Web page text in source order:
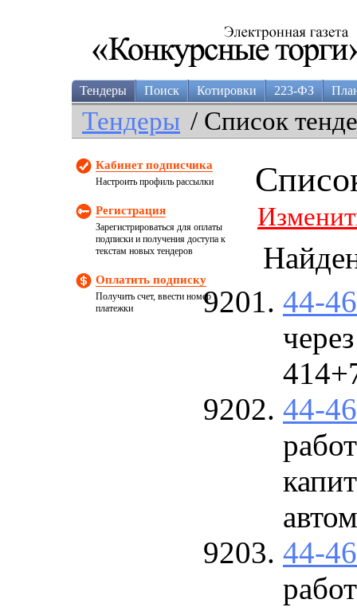
Тендеры Поиск Котировки 223-ФЗ
Тендеры / Список
Кабинет подписчика
Настроить профиль рассылки
Регистрация
Зарегистрироваться для оплаты
подписки и получения доступа к
текстам новых тендеров
Оплатить подписку
Получить счет, ввести номер
платежки
44-
44-
44-